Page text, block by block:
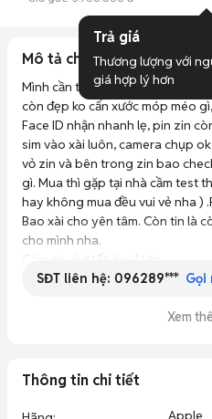
Mô tả chi tiết
Mình cần tiền có việc cần bán
còn đẹp ko cấn xước móp méo
Face ID nhận nhanh lẹ, pin zin
sim vào xài luôn, camera chụp
vỏ zin và bên trong zin bao
gì. Mua thì gặp tại nhà cầm test
hay không mua đều vui vẻ nha )
Bao xài cho yên tâm. Còn tin là
cho mình nha.
Cám ơn chợ tốt duyệt tin.
SĐT liên hệ: 096289*** Gọi
Xem
Thông tin chi tiết
Apple
Trả giá
Thương lượng với
giá hợp lý hơn